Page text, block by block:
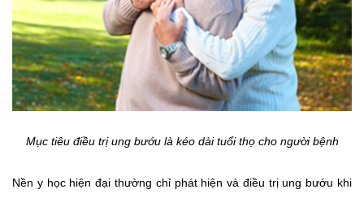
Mục tiêu điều trị ung bướu là kéo dài tuổi thọ cho người bệnh
Nền y học hiện đại thường chỉ phát hiện và điều trị ung bướu khi